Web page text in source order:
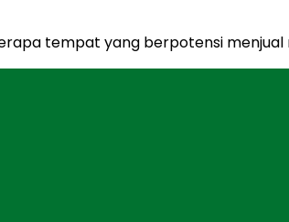
tempat yang berpotensi menjual